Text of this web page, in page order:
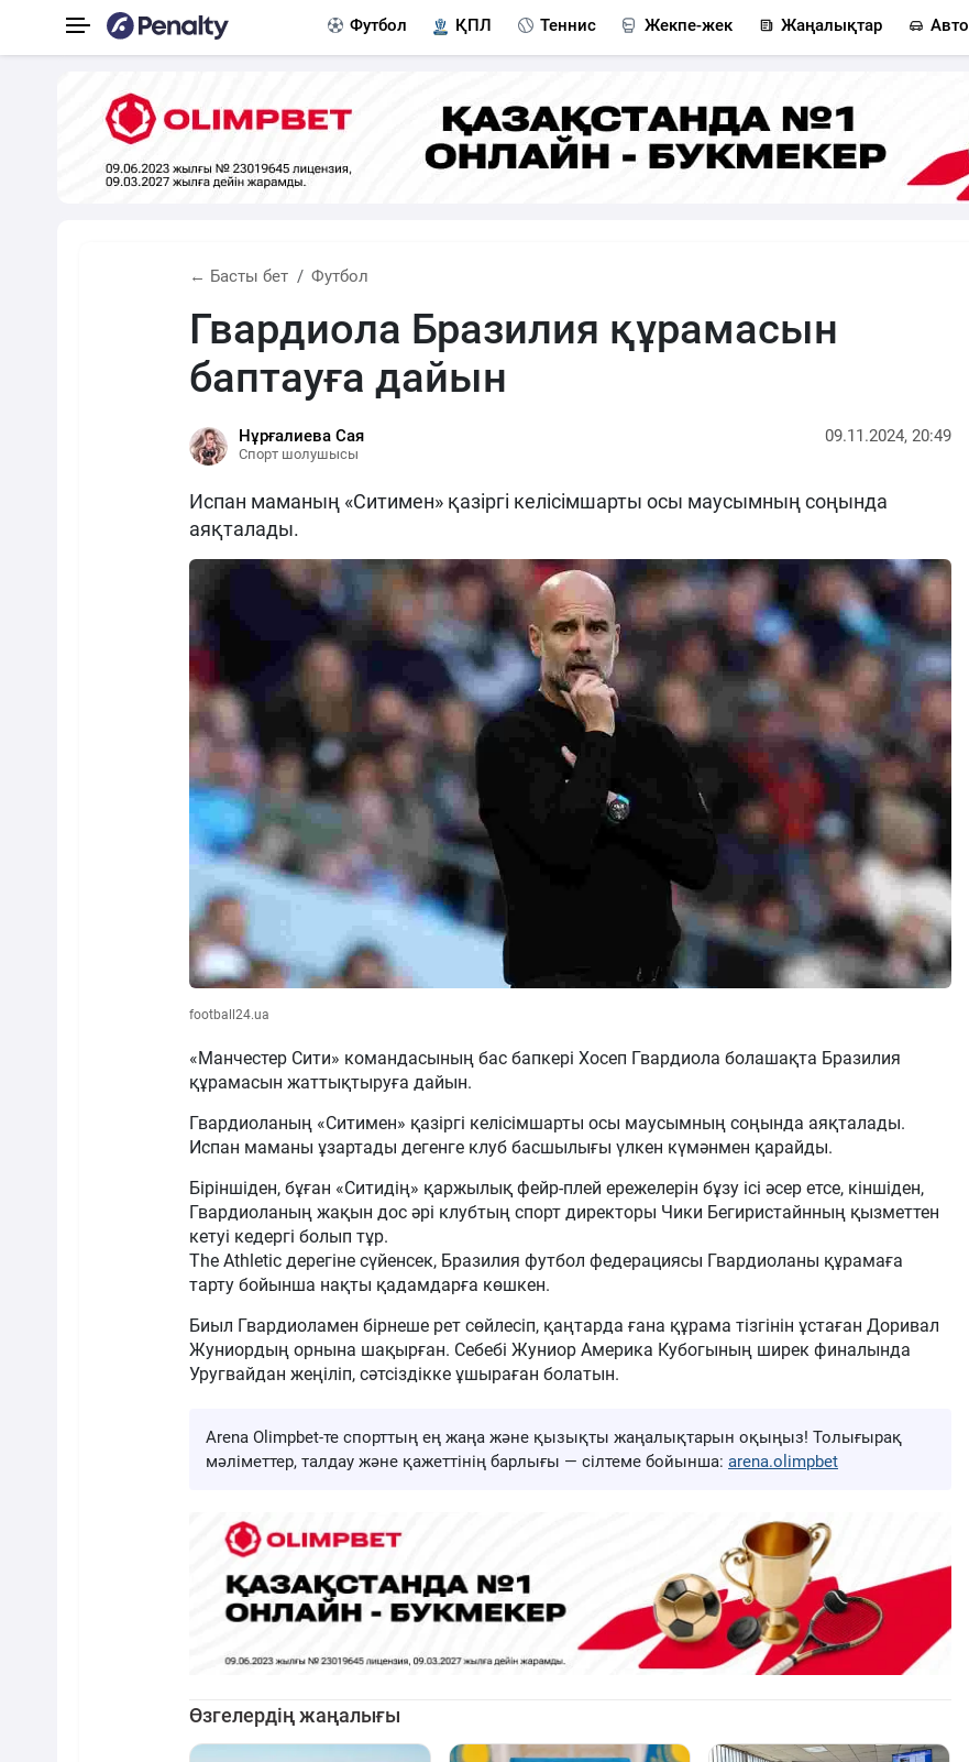
Футбол ҚПЛ Теннис Жекпе-жек Жаңалықтар Авто
← Басты бет Футбол
Гвардиола Бразилия құрамасын
баптауға дайын
Нұрғалиева Сая
Спорт шолушысы
09.11.2024, 20:49
Испан маманың «Ситимен» қазіргі келісімшарты осы маусымның соңында
аяқталады.
football24.ua
«Манчестер Сити» командасының бас бапкері Хосеп Гвардиола болашақта Бразилия
құрамасын жаттықтыруға дайын.
Гвардиоланың «Ситимен» қазіргі келісімшарты осы маусымның соңында аяқталады.
Испан маманы ұзартады дегенге клуб басшылығы үлкен күмәнмен қарайды.
Біріншіден, бұған «Ситидің» қаржылық фейр-плей ережелерін бұзу ісі әсер етсе, кіншіден,
Гвардиоланың жақын дос әрі клубтың спорт директоры Чики Бегиристайнның қызметтен
кетуі кедергі болып тұр.
The Athletic дерегіне сүйенсек, Бразилия футбол федерациясы Гвардиоланы құрамаға
тарту бойынша нақты қадамдарға көшкен.
Биыл Гвардиоламен бірнеше рет сөйлесіп, қаңтарда ғана құрама тізгінін ұстаған Доривал
Жуниордың орнына шақырған. Себебі Жуниор Америка Кубогының ширек финалында
Уругвайдан жеңіліп, сәтсіздікке ұшыраған болатын.
Arena Olimpbet-те спорттың ең жаңа және қызықты жаңалықтарын оқыңыз! Толығырақ
мәліметтер, талдау және қажеттінің барлығы — сілтеме бойынша: arena.olimpbet